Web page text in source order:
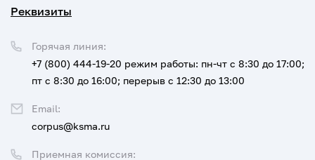
Реквизиты
Приемная комиссия:
Горячая линия:
+7 (800) 444-19-20 режим работы: пн-чт с 8:30 до 17:00;
пт с 8:30 до 16:00; перерыв с 12:30 до 13:00
Email:
corpus@ksma.ru